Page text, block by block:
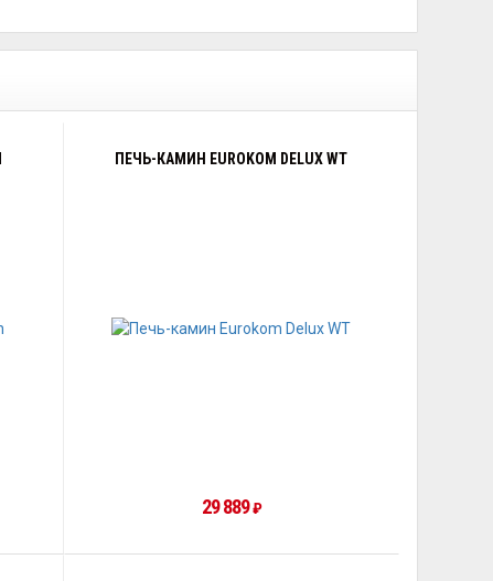
ПЕЧЬ-КАМИН EUROKOM DELUX WT
29 889₽